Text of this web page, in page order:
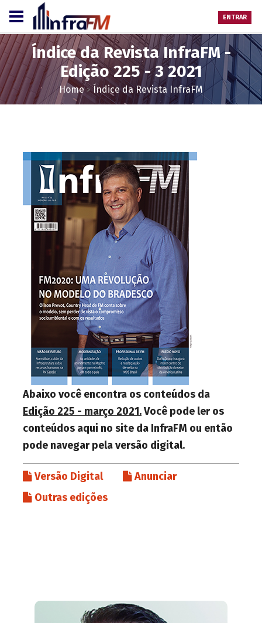
ENTRAR
Índice da Revista InfraFM -
Edição 225 - 3 2021
Home>Índice da Revista InfraFM
Abaixo você encontra os conteúdos da
Edição 225 - março 2021.Você pode ler os
conteúdos aqui no site da InfraFM ou então
pode navegar pela versão digital.
Versão Digital
Anunciar
Outras edições